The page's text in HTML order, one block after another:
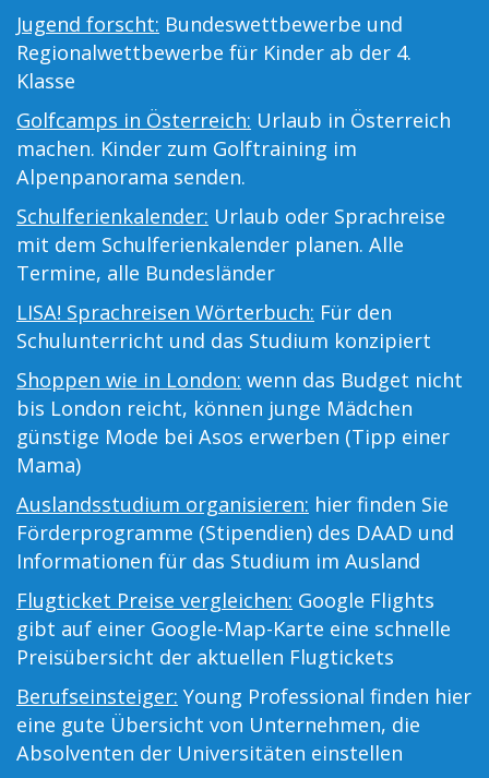
Jugend forscht: Bundeswettbewerbe und
Regionalwettbewerbe für Kinder ab der 4.
Klasse
Golfcamps in Österreich: Urlaub in Österreich
machen. Kinder zum Golftraining im
Alpenpanorama senden.
Schulferienkalender: Urlaub oder Sprachreise
mit dem Schulferienkalender planen. Alle
Termine, alle Bundesländer
LISA! Sprachreisen Wörterbuch: Für den
Schulunterricht und das Studium konzipiert
Shoppen wie in London: wenn das Budget nicht
bis London reicht, können junge Mädchen
günstige Mode bei Asos erwerben (Tipp einer
Mama)
Auslandsstudium organisieren: hier finden Sie
Förderprogramme (Stipendien) des DAAD und
Informationen für das Studium im Ausland
Flugticket Preise vergleichen: Google Flights
gibt auf einer Google-Map-Karte eine schnelle
Preisübersicht der aktuellen Flugtickets
Berufseinsteiger: Young Professional finden hier
eine gute Übersicht von Unternehmen, die
Absolventen der Universitäten einstellen